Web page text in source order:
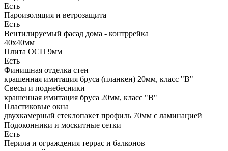
Есть
Пароизоляция и ветрозащита
Есть
Вентилируемый фасад дома - контррейка
40х40мм
Плита ОСП 9мм
Есть
Финишная отделка стен
крашенная имитация бруса (планкен) 20мм, класс "В"
Свесы и поднебесники
крашенная имитация бруса 20мм, класс "В"
Пластиковые окна
двухкамерный стеклопакет профиль 70мм с ламинацией
Подоконники и москитные сетки
Есть
Перила и ограждения террас и балконов